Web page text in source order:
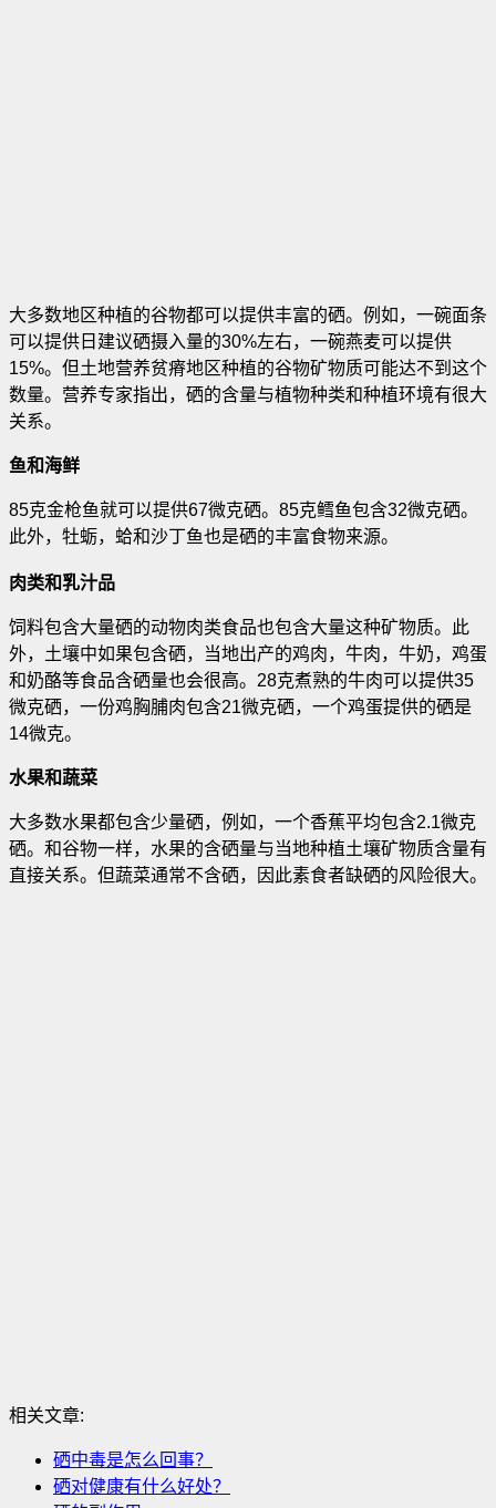
大多数地区种植的谷物都可以提供丰富的硒。例如，一碗面条
可以提供日建议硒摄入量的30%左右，一碗燕麦可以提供
15%。但土地营养贫瘠地区种植的谷物矿物质可能达不到这个
数量。营养专家指出，硒的含量与植物种类和种植环境有很大
关系。
鱼和海鲜
85克金枪鱼就可以提供67微克硒。85克鳕鱼包含32微克硒。
此外，牡蛎，蛤和沙丁鱼也是硒的丰富食物来源。
肉类和乳汁品
饲料包含大量硒的动物肉类食品也包含大量这种矿物质。此
外，土壤中如果包含硒，当地出产的鸡肉，牛肉，牛奶，鸡蛋
和奶酪等食品含硒量也会很高。28克煮熟的牛肉可以提供35
微克硒，一份鸡胸脯肉包含21微克硒，一个鸡蛋提供的硒是
14微克。
水果和蔬菜
大多数水果都包含少量硒，例如，一个香蕉平均包含2.1微克
硒。和谷物一样，水果的含硒量与当地种植土壤矿物质含量有
直接关系。但蔬菜通常不含硒，因此素食者缺硒的风险很大。
相关文章:
硒中毒是怎么回事？
硒对健康有什么好处？